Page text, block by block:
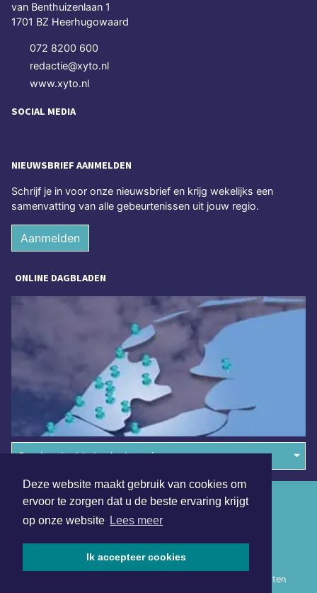
Deze website maakt gebruik van cookies om
ervoor te zorgen dat u de beste ervaring krijgt
op onze website Lees meer
Ik accepteer cookies
van Benthuizenlaan 1
1701 BZ Heerhugowaard
072 8200 600
redactie@xyto.nl
www.xyto.nl
SOCIAL MEDIA
NIEUWSBRIEF AANMELDEN
Schrijf je in voor onze nieuwsbrief en krijg wekelijks een
samenvatting van alle gebeurtenissen uit jouw regio.
Aanmelden
ONLINE DAGBLADEN
Overige dagbladen in de regio
Copyright (c) 2026 | Heerhugowaardsdagblad.nl - Alle rechten
Algemene voorwaarden
Disclaimer